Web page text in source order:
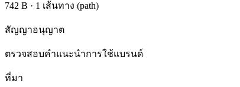
742 B · 1 เส้นทาง (path)
สัญญาอนุญาต
ตรวจสอบคำแนะนำการใช้แบรนด์
ที่มา